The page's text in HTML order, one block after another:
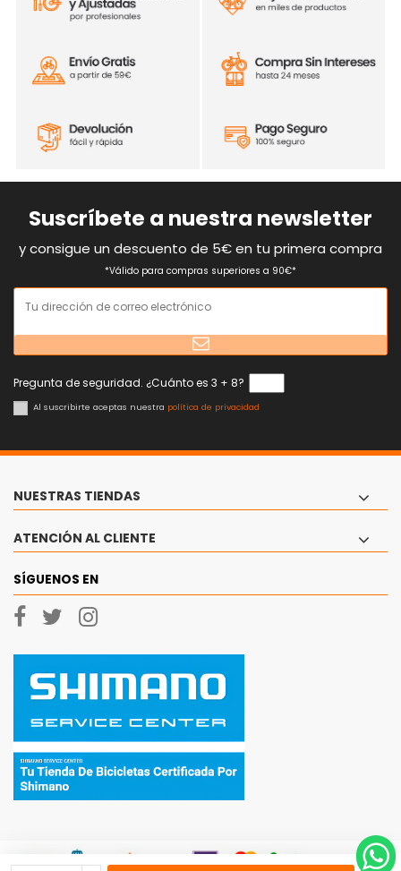
Suscríbete a nuestra newsletter
y consigue un descuento de 5€ en tu primera compra
*Válido para compras superiores a 90€*
Pregunta de seguridad. ¿Cuánto es 3 + 8?
Al suscribirte aceptas nuestra política de privacidad
NUESTRAS TIENDAS
ATENCIÓN AL CLIENTE
SÍGUENOS EN